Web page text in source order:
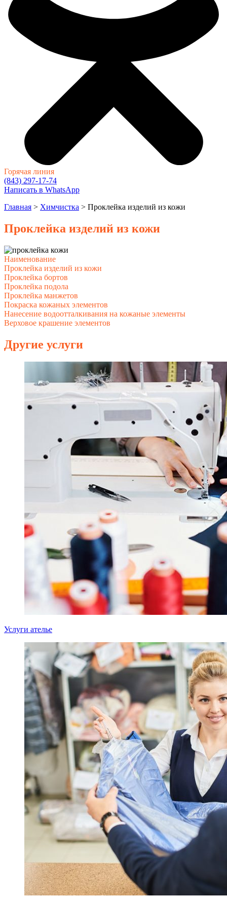
Горячая линия
(843) 297-17-74
Написать в WhatsApp
Главная > Химчистка > Проклейка изделий из кожи
Проклейка изделий из кожи
Наименование
Проклейка изделий из кожи
Проклейка бортов
Проклейка подола
Проклейка манжетов
Покраска кожаных элементов
Нанесение водоотталкивания на кожаные элементы
Верховое крашение элементов
Другие услуги
Услуги ателье